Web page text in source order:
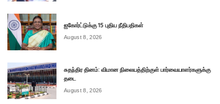
ஐகோர்ட்டுக்கு 15 புதிய நீதிபதிகள்
August 8, 2026
சுதந்திர தினம்: விமான நிலையத்திற்குள் பார்வையாளர்களுக்கு
தடை
August 8, 2026